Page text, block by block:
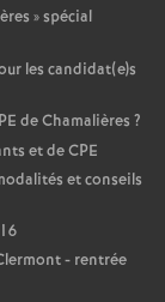
» spécial
les candidat(e)s
de Chamalières ?
et de CPE
et conseils
- rentrée